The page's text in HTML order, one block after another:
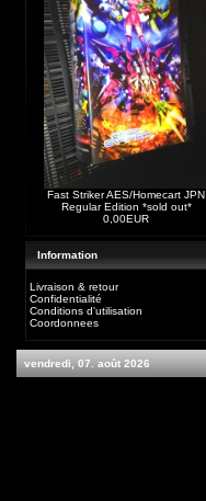
Fast Striker AES/Homecart JPN
Regular Edition *sold out*
0,00EUR
Information
Livraison & retour
Confidentialité
Conditions d'utilisation
Coordonnees
vendredi, 07. août 2026